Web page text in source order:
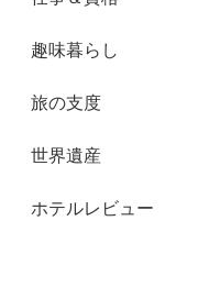
趣味暮らし
旅の支度
世界遺産
ホテルレビュー